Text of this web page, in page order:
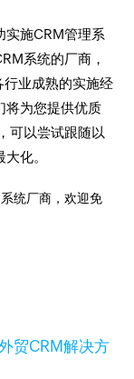
实施CRM管理系
系统的厂商，
行业成熟的实施经
将为您提供优质
可以尝试跟随以
化。
统厂商，欢迎免
贸CRM解决方